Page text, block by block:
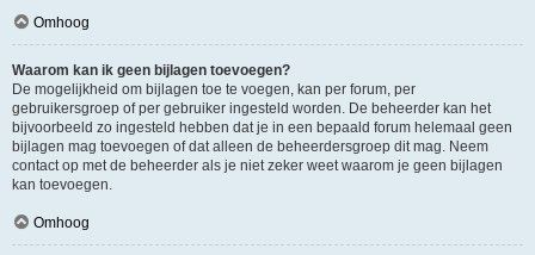
Omhoog
Waarom kan ik geen bijlagen toevoegen?
De mogelijkheid om bijlagen toe te voegen, kan per forum, per
gebruikersgroep of per gebruiker ingesteld worden. De beheerder kan het
bijvoorbeeld zo ingesteld hebben dat je in een bepaald forum helemaal geen
bijlagen mag toevoegen of dat alleen de beheerdersgroep dit mag. Neem
contact op met de beheerder als je niet zeker weet waarom je geen bijlagen
kan toevoegen.
Omhoog